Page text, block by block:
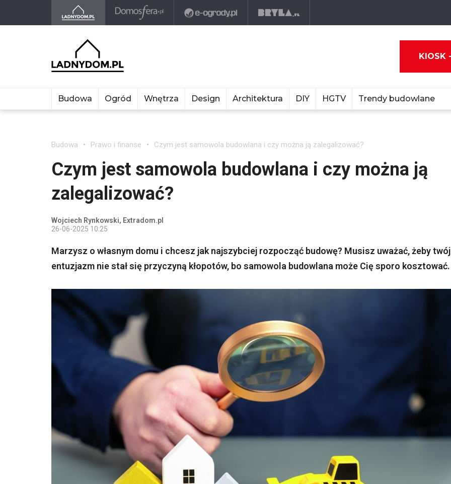
KIOSK
Budowa Ogród Wnętrza Design Architektura DIY HGTV Trendy budowlane
Budowa Prawo i finanse Czym jest samowola budowlana i czy można ją zalegalizować?
Czym jest samowola budowlana i czy można ją
zalegalizować?
Wojciech Rynkowski, Extradom.pl
26-06-2025 10:25
Marzysz o własnym domu i chcesz jak najszybciej rozpocząć budowę? Musisz uważać, żeby twój
entuzjazm nie stał się przyczyną kłopotów, bo samowola budowlana może Cię sporo kosztować.